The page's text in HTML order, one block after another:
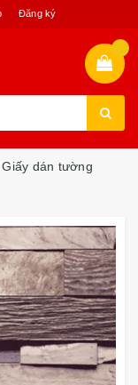
Đăng ký
Giấy dán tường